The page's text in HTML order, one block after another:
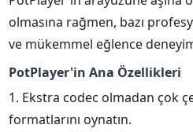
olmasına rağmen, bazı
ve mükemmel eğlence
PotPlayer'in Ana Özellikleri
1. Ekstra codec olmadan çok
formatlarını oynatın.